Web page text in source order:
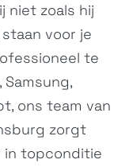
(2024)
niet zoals hij
voor je
te
Samsung,
ons team van
zorgt
in topconditie